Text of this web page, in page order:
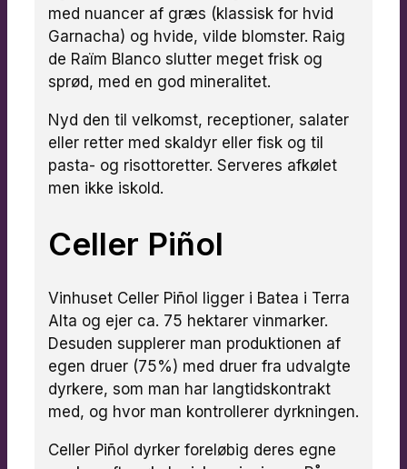
med nuancer af græs (klassisk for hvid
Garnacha) og hvide, vilde blomster. Raig
de Raïm Blanco slutter meget frisk og
sprød, med en god mineralitet.
Nyd den til velkomst, receptioner, salater
eller retter med skaldyr eller fisk og til
pasta- og risottoretter. Serveres afkølet
men ikke iskold.
Celler Piñol
Vinhuset Celler Piñol ligger i Batea i Terra
Alta og ejer ca. 75 hektarer vinmarker.
Desuden supplerer man produktionen af
egen druer (75%) med druer fra udvalgte
dyrkere, som man har langtidskontrakt
med, og hvor man kontrollerer dyrkningen.
Celler Piñol dyrker foreløbig deres egne